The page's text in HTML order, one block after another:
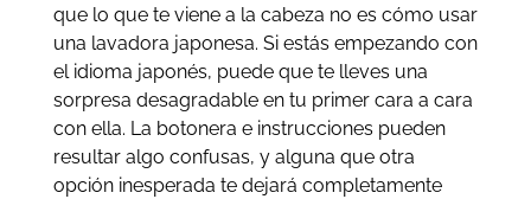
que lo que te viene a la cabeza no es cómo usar
una lavadora japonesa. Si estás empezando con
el idioma japonés, puede que te lleves una
sorpresa desagradable en tu primer cara a cara
con ella. La botonera e instrucciones pueden
resultar algo confusas, y alguna que otra
opción inesperada te dejará completamente